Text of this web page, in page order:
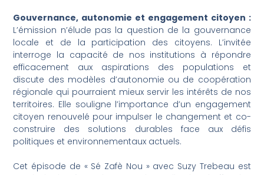
Gouvernance, autonomie et engagement citoyen :
L’émission n’élude pas la question de la gouvernance
locale et de la participation des citoyens. L’invitée
interroge la capacité de nos institutions à répondre
efficacement aux aspirations des populations et
discute des modèles d’autonomie ou de coopération
régionale qui pourraient mieux servir les intérêts de nos
territoires. Elle souligne l’importance d’un engagement
citoyen renouvelé pour impulser le changement et co-
construire des solutions durables face aux défis
politiques et environnementaux actuels.
Cet épisode de « Sé Zafè Nou » avec Suzy Trebeau est